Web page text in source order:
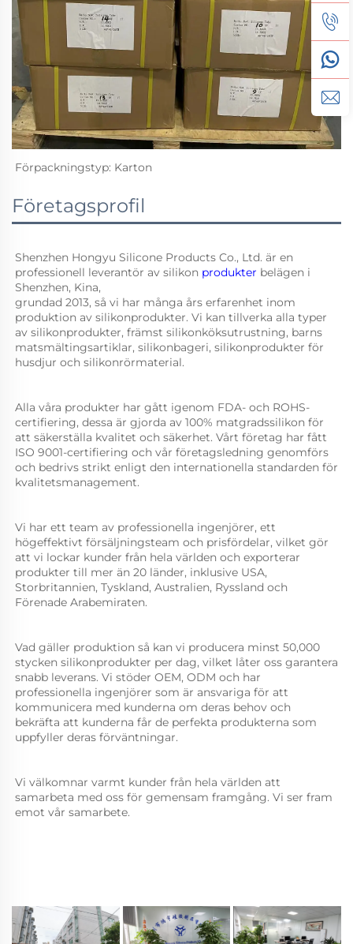
Förpackningstyp: Karton
Företagsprofil
Shenzhen Hongyu Silicone Products Co., Ltd. är en
professionell leverantör av silikon produkter belägen i
Shenzhen, Kina,
grundad 2013, så vi har många års erfarenhet inom
produktion av silikonprodukter. Vi kan tillverka alla typer
av silikonprodukter, främst silikonköksutrustning, barns
matsmältingsartiklar, silikonbageri, silikonprodukter för
husdjur och silikonrörmaterial.
Alla våra produkter har gått igenom FDA- och ROHS-
certifiering, dessa är gjorda av 100% matgradssilikon för
att säkerställa kvalitet och säkerhet. Vårt företag har fått
ISO 9001-certifiering och vår företagsledning genomförs
och bedrivs strikt enligt den internationella standarden för
kvalitetsmanagement.
Vi har ett team av professionella ingenjörer, ett
högeffektivt försäljningsteam och prisfördelar, vilket gör
att vi lockar kunder från hela världen och exporterar
produkter till mer än 20 länder, inklusive USA,
Storbritannien, Tyskland, Australien, Ryssland och
Förenade Arabemiraten.
Vad gäller produktion så kan vi producera minst 50,000
stycken silikonprodukter per dag, vilket låter oss garantera
snabb leverans. Vi stöder OEM, ODM och har
professionella ingenjörer som är ansvariga för att
kommunicera med kunderna om deras behov och
bekräfta att kunderna får de perfekta produkterna som
uppfyller deras förväntningar.
Vi välkomnar varmt kunder från hela världen att
samarbeta med oss för gemensam framgång. Vi ser fram
emot vår samarbete.